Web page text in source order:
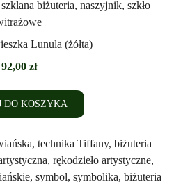
Lunula (żółta)
92,00 zł
DO KOSZYKA